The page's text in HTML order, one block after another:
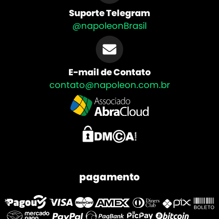
Suporte Telegram
@napoleonBrasil
E-mail de Contato
contato@napoleon.com.br
pagamento